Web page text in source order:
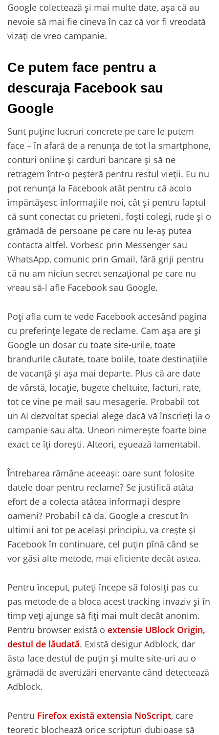
Google colectează și mai multe date, așa că au
nevoie să mai fie cineva în caz că vor fi vreodată
vizați de vreo campanie.
Ce putem face pentru a
descuraja Facebook sau
Google
Sunt puține lucruri concrete pe care le putem
face – în afară de a renunța de tot la smartphone,
conturi online și carduri bancare și să ne
retragem într-o peșteră pentru restul vieții. Eu nu
pot renunța la Facebook atât pentru că acolo
împărtășesc informațiile noi, cât și pentru faptul
că sunt conectat cu prieteni, foști colegi, rude și o
grămadă de persoane pe care nu le-aș putea
contacta altfel. Vorbesc prin Messenger sau
WhatsApp, comunic prin Gmail, fără griji pentru
că nu am niciun secret senzațional pe care nu
vreau să-l afle Facebook sau Google.
Poți afla cum te vede Facebook accesând pagina
cu preferințe legate de reclame. Cam așa are și
Google un dosar cu toate site-urile, toate
brandurile căutate, toate bolile, toate destinațiile
de vacanță și așa mai departe. Plus că are date
de vârstă, locație, bugete cheltuite, facturi, rate,
tot ce vine pe mail sau mesagerie. Probabil tot
un AI dezvoltat special alege dacă vă înscrieți la o
campanie sau alta. Uneori nimerește foarte bine
exact ce îți dorești. Alteori, eșuează lamentabil.
Întrebarea rămâne aceeași: oare sunt folosite
datele doar pentru reclame? Se justifică atâta
efort de a colecta atâtea informații despre
oameni? Probabil că da. Google a crescut în
ultimii ani tot pe același principiu, va crește și
Facebook în continuare, cel puțin pînă când se
vor găsi alte metode, mai eficiente decât astea.
Pentru început, puteți începe să folosiți pas cu
pas metode de a bloca acest tracking invaziv și în
timp veți ajunge să fiți mai mult decât anonim.
Pentru browser există o extensie UBlock Origin,
destul de lăudată. Există desigur Adblock, dar
ăsta face destul de puțin și multe site-uri au o
grămadă de avertizări enervante când detectează
Adblock.
Pentru Firefox există extensia NoScript, care
teoretic blochează orice scripturi dubioase să